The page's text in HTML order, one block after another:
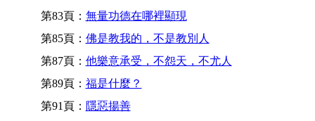
第83頁： 無量功德在哪裡顯現
第85頁： 佛是教我的，不是教別人
第87頁： 他樂意承受，不怨天，不尤人
第89頁： 福是什麼？
第91頁： 隱惡揚善